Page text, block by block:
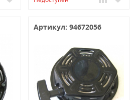
Артикул: 94672056